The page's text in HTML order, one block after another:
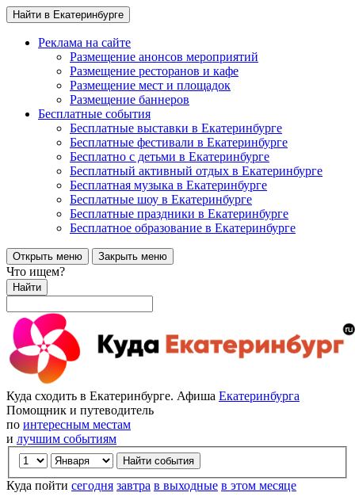
Найти в Екатеринбурге
Реклама на сайте
Размещение анонсов мероприятий
Размещение ресторанов и кафе
Размещение мест и площадок
Размещение баннеров
Бесплатные события
Бесплатные выставки в Екатеринбурге
Бесплатные фестивали в Екатеринбурге
Бесплатно с детьми в Екатеринбурге
Бесплатный активный отдых в Екатеринбурге
Бесплатная музыка в Екатеринбурге
Бесплатные шоу в Екатеринбурге
Бесплатные праздники в Екатеринбурге
Бесплатное образование в Екатеринбурге
Открыть меню Закрыть меню
Что ищем?
Найти
Куда сходить в Екатеринбурге. Афиша Екатеринбурга
Помощник и путеводитель
по интересным местам
и лучшим событиям
Куда пойти сегодня завтра в выходные в этом месяце